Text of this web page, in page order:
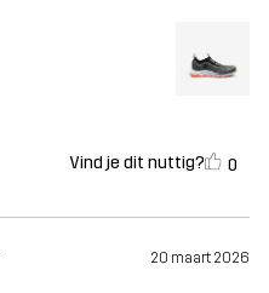
Vind je dit nuttig? 0
20 maart 2026